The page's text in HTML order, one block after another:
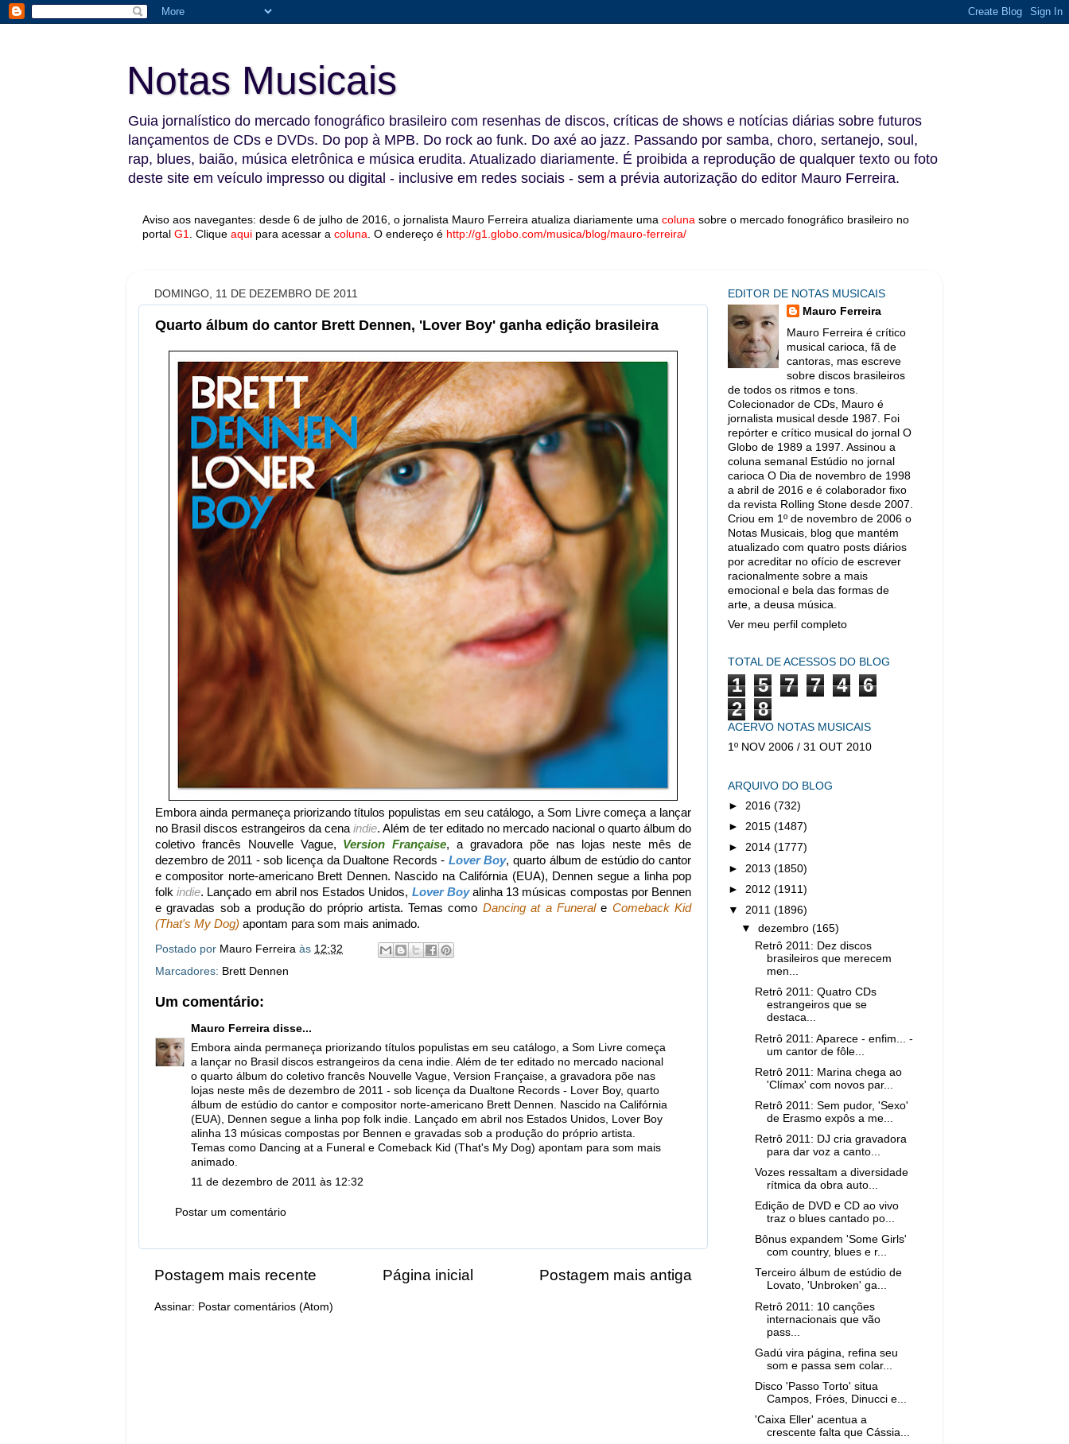
Notas Musicais
Guia jornalístico do mercado fonográfico brasileiro com resenhas de discos, críticas de shows e notícias diárias sobre futuros
lançamentos de CDs e DVDs. Do pop à MPB. Do rock ao funk. Do axé ao jazz. Passando por samba, choro, sertanejo, soul,
rap, blues, baião, música eletrônica e música erudita. Atualizado diariamente. É proibida a reprodução de qualquer texto ou foto
deste site em veículo impresso ou digital - inclusive em redes sociais - sem a prévia autorização do editor Mauro Ferreira.
Aviso aos navegantes: desde 6 de julho de 2016, o jornalista Mauro Ferreira atualiza diariamente uma coluna sobre o mercado fonográfico brasileiro no
portal G1 Clique aqui para acessar a coluna O endereço é http://g1.globo.com/musica/blog/mauro-ferreira/
DOMINGO, 11 DE DEZEMBRO DE 2011
Quarto álbum do cantor Brett Dennen, 'Lover Boy' ganha edição brasileira
Embora ainda permaneça priorizando títulos populistas em seu catálogo, a Som Livre começa a lançar
no Brasil discos estrangeiros da cenaindie. Além de ter editado no mercado nacional o quarto álbum do
coletivo francês Nouvelle Vague, Version Française, a gravadora põe nas lojas neste mês de
dezembro de 2011 - sob licença da Dualtone Records - Lover Boy, quarto álbum de estúdio do cantor
e compositor norte-americano Brett Dennen. Nascido na Califórnia (EUA), Dennen segue a linha pop
folkindie. Lançado em abril nos Estados Unidos, Lover Boyalinha 13 músicas compostas por Bennen
e gravadas sob a produção do próprio artista. Temas como Dancing at a Funerale Comeback Kid
(That's My Dog) apontam para som mais animado.
Postado por Mauro Ferreira às 12:32
Marcadores: Brett Dennen
Um comentário:
Mauro Ferreira disse...
Embora ainda permaneça priorizando títulos populistas em seu catálogo, a Som Livre começa
a lançar no Brasil discos estrangeiros da cena indie. Além de ter editado no mercado nacional
o quarto álbum do coletivo francês Nouvelle Vague, Version Française, a gravadora põe nas
lojas neste mês de dezembro de 2011 - sob licença da Dualtone Records - Lover Boy, quarto
álbum de estúdio do cantor e compositor norte-americano Brett Dennen. Nascido na Califórnia
(EUA), Dennen segue a linha pop folk indie. Lançado em abril nos Estados Unidos, Lover Boy
alinha 13 músicas compostas por Bennen e gravadas sob a produção do próprio artista.
Temas como Dancing at a Funeral e Comeback Kid (That's My Dog) apontam para som mais
animado.
11 de dezembro de 2011 às 12:32
Postar um comentário
Postagem mais recente Postagem mais antiga
Página inicial
Assinar: Postar comentários (Atom)
EDITOR DE NOTAS MUSICAIS
Mauro Ferreira
Mauro Ferreira é crítico
musical carioca, fã de
cantoras, mas escreve
sobre discos brasileiros
de todos os ritmos e tons.
Colecionador de CDs, Mauro é
jornalista musical desde 1987. Foi
repórter e crítico musical do jornal O
Globo de 1989 a 1997. Assinou a
coluna semanal Estúdio no jornal
carioca O Dia de novembro de 1998
a abril de 2016 e é colaborador fixo
da revista Rolling Stone desde 2007.
Criou em 1º de novembro de 2006 o
Notas Musicais, blog que mantém
atualizado com quatro posts diários
por acreditar no ofício de escrever
racionalmente sobre a mais
emocional e bela das formas de
arte, a deusa música.
Ver meu perfil completo
TOTAL DE ACESSOS DO BLOG
1 5 7 7 4
6
2
8
ACERVO NOTAS MUSICAIS
1º NOV 2006 / 31 OUT 2010
ARQUIVO DO BLOG
► 2016 (732)
► 2015 (1487)
► 2014 (1777)
► 2013 (1850)
► 2012 (1911)
▼ 2011 (1896)
▼dezembro(165)
Retrô 2011: Dez discos
brasileiros que merecem
men...
Retrô 2011: Quatro CDs
estrangeiros que se
destaca...
Retrô 2011: Aparece - enfim... -
um cantor de fôle...
Retrô 2011: Marina chega ao
'Clímax' com novos par...
Retrô 2011: Sem pudor, 'Sexo'
de Erasmo expôs a me...
Retrô 2011: DJ cria gravadora
para dar voz a canto...
Vozes ressaltam a diversidade
rítmica da obra auto...
Edição de DVD e CD ao vivo
traz o blues cantado po...
Bônus expandem 'Some Girls'
com country, blues e r...
Terceiro álbum de estúdio de
Lovato, 'Unbroken' ga...
Retrô 2011: 10 canções
internacionais que vão
pass...
Gadú vira página, refina seu
som e passa sem colar...
Disco 'Passo Torto' situa
Campos, Fróes, Dinucci e...
'Caixa Eller' acentua a
crescente falta que Cássia...